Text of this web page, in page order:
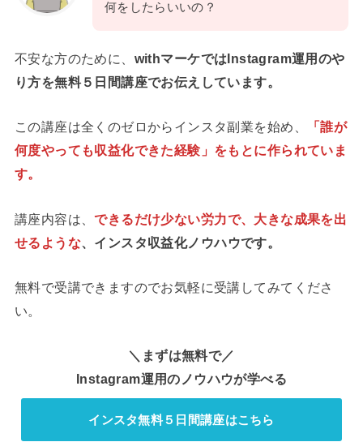
何をしたらいいの？
不安な方のために、 withマーケではInstagram運用のや
り方を無料５日間講座でお伝えしています。
この講座は全くのゼロからインスタ副業を始め、
「誰が
何度やっても収益化できた経験」をもとに作られていま
す。
講座内容は、できるだけ少ない労力で、大きな成果を出
せるような、インスタ収益化ノウハウです。
無料で受講できますのでお気軽に受講してみてくださ
い。
＼まずは無料で／
Instagram運用のノウハウが学べる
インスタ無料５日間講座はこちら